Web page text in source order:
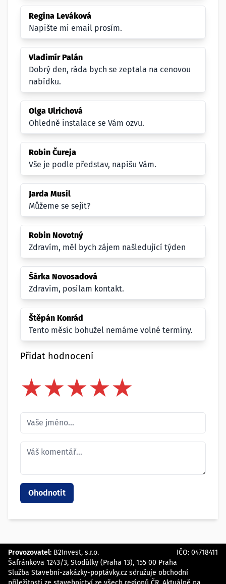
Regina Leváková
Napište mi email prosím.
Vladimír Palán
Dobrý den, ráda bych se zeptala na cenovou
nabídku.
Olga Ulrichová
Ohledně instalace se Vám ozvu.
Robin Čureja
Vše je podle představ, napíšu Vám.
Jarda Musil
Můžeme se sejít?
Robin Novotný
Zdravím, měl bych zájem našledující týden
Šárka Novosadová
Zdravim, posilam kontakt.
Štěpán Konrád
Tento měsíc bohužel nemáme volné termíny.
Přidat hodnocení
★
★★
★★★
★★★★
★★★★★
Provozovatel: B2Invest, s.r.o.
IČO: 04718411
Šafránkova 1243/3, Stodůlky (Praha 13), 155 00 Praha
Služba Stavební-zakázky-poptávky.cz sdružuje obchodní